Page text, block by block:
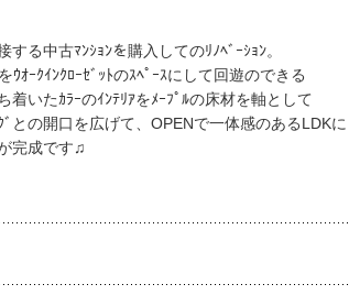
る中古ﾏﾝｼｮﾝを購入してのﾘﾉﾍﾞｰｼｮﾝ。
ｵｰｸｲﾝｸﾛｰｾﾞｯﾄのｽﾍﾟｰｽにして回遊のできる
いたｶﾗｰのｲﾝﾃﾘｱをﾒｰﾌﾟﾙの床材を軸として
との開口を広げて、OPENで一体感のあるLDKに
完成です♫